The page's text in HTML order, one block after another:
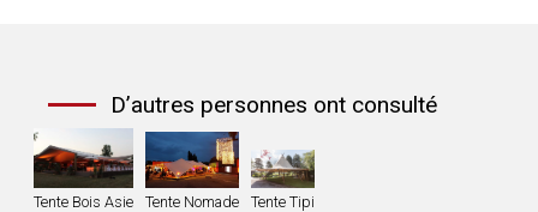
D’autres personnes ont consulté
Tente Bois Asie Tente Nomade Tente Tipi